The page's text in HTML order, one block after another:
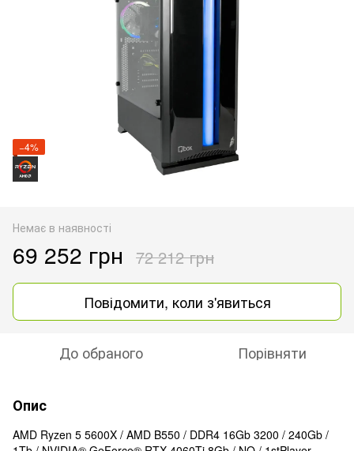
−4%
Немає в наявності
69 252 грн 72 212 грн
Повідомити, коли з'явиться
До обраного Порівняти
Опис
AMD Ryzen 5 5600X / AMD B550 / DDR4 16Gb 3200 / 240Gb /